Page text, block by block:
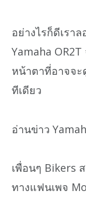
อย่างไรก็ดีเรา
Yamaha
หน้าตาที่อาจจะ
ทีเดียว
อ่านข่าว
เพื่อนๆ Bikers
ทางแฟนเพจ